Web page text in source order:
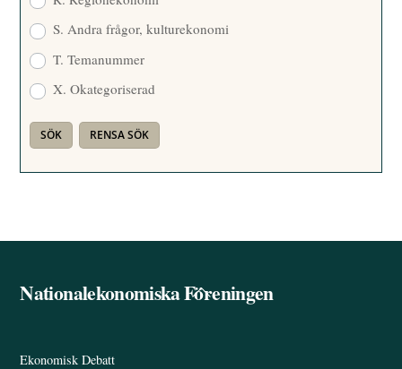
S. Andra frågor, kulturekonomi
T. Temanummer
X. Okategoriserad
Back
Nationalekonomiska Föreningen
Ekonomisk Debatt